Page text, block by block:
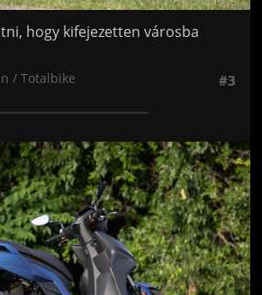
hogy kifejezetten városba
/ Totalbike #3
Jön még kép!